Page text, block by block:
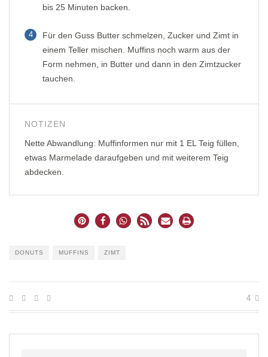
bis 25 Minuten backen.
4
Für den Guss Butter schmelzen, Zucker und Zimt in
einem Teller mischen. Muffins noch warm aus der
Form nehmen, in Butter und dann in den Zimtzucker
tauchen.
NOTIZEN
Nette Abwandlung: Muffinformen nur mit 1 EL Teig füllen,
etwas Marmelade daraufgeben und mit weiterem Teig
abdecken.
DONUTS MUFFINS ZIMT
4